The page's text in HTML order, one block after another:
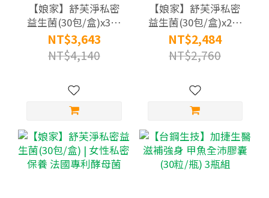
【娘家】舒芙淨私密
益生菌(30包/盒)x3盒
組 | 女性私密保養 法
國專利酵母菌
NT$3,643
NT$4,140
【娘家】舒芙淨私密
益生菌(30包/盒)x2盒
組 | 法國專利酵母菌
私密14天呵護對策
NT$2,484
NT$2,760